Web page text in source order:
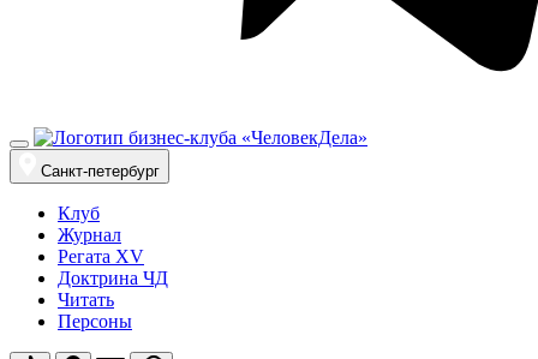
Санкт-петербург
Клуб
Журнал
Регата XV
Доктрина ЧД
Читать
Персоны